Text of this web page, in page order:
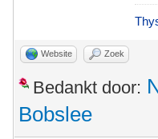
Website Zoek
Bedankt door:
Bobslee